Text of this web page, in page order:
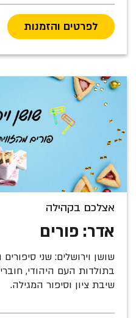
לפרטים והזמנות
אצלכם בקהילה
אדר: פורים
שושן וירושלים: שני
בתולדות העם היהודי,
שיבת ציון וסיפור המגילה.